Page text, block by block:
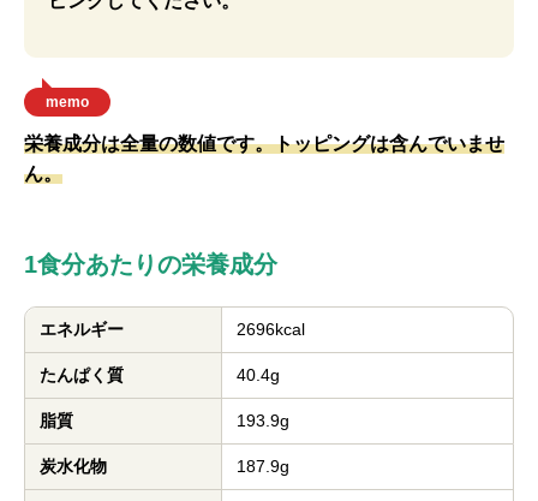
memo
栄養成分は全量の数値です。トッピングは含んでいませ
ん。
1食分あたりの栄養成分
エネルギー 2696kcal
たんぱく質 40.4g
脂質 193.9g
炭水化物 187.9g